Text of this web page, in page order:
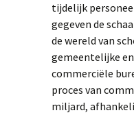
tijdelijk
gegeven de
de wereld van
gemeentelijke
commerciële
proces van
miljard,